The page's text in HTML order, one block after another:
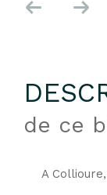
de ce
A